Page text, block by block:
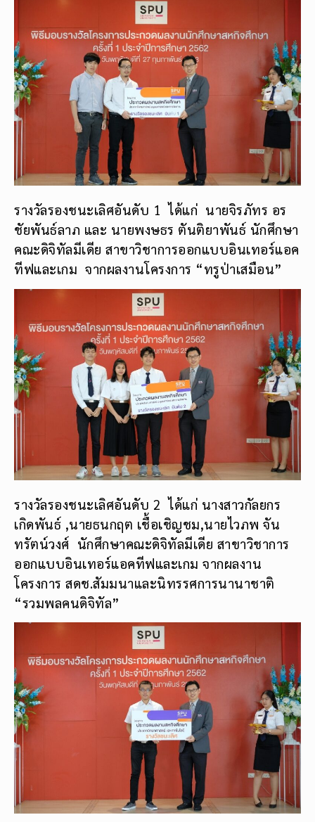
รางวัลรองชนะเลิศอันดับ 1 ได้แก่ นายจิรภัทร อร
ชัยพันธ์ลาภ และ นายพงษธร ตันติยาพันธ์ นักศึกษา
คณะดิจิทัลมีเดีย สาขาวิชาการออกแบบอินเทอร์แอค
ทีฟและเกม จากผลงานโครงการ “ทรูป่าเสมือน”
รางวัลรองชนะเลิศอันดับ 2 ได้แก่ นางสาวกัลยกร
เกิดพันธ์ ,นายธนกฤต เชื้อเชิญชม,นายไวภพ จัน
ทรัตน์วงศ์ นักศึกษาคณะดิจิทัลมีเดีย สาขาวิชาการ
ออกแบบอินเทอร์แอคทีฟและเกม จากผลงาน
โครงการ สดช.สัมมนาและนิทรรศการนานาชาติ
“รวมพลคนดิจิทัล”